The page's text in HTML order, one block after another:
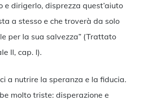
e dirigerlo, disprezza quest’aiuto
a stesso e che troverà da solo
per la sua salvezza” (Trattato
II, cap. I).
a nutrire la speranza e la fiducia.
molto triste: disperazione e